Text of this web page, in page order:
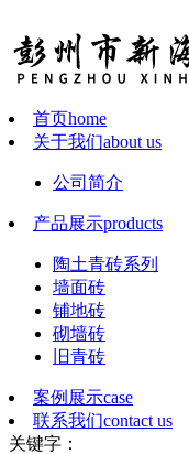
首页home
关于我们about us
公司简介
产品展示products
陶土青砖系列
墙面砖
铺地砖
砌墙砖
旧青砖
案例展示case
联系我们contact us
关键字：